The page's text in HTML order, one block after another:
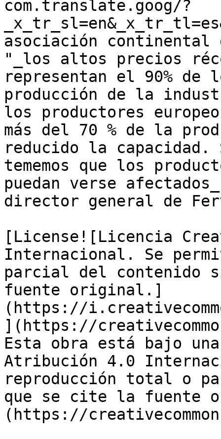
com.translate.goog/?
asociación continental
"_los altos precios
representan el 90% de
producción de la
los productores
más del 70 % de la
reducido la
tememos que los
puedan verse
director general de
[License![Licencia
Internacional. Se
parcial del contenido
fuente original.]
(https://
](https://
Esta obra está bajo
Atribución 4.0
reproducción total o
que se cite la fuente
(https://